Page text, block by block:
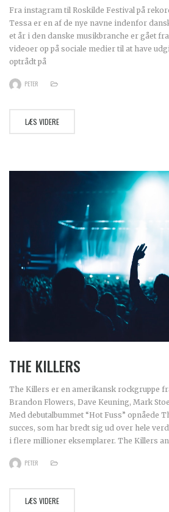
Fra instagram til Roskilde Festival på
Tessa er en af de nye navne indenfor
et år i den danske musikbranche er gået
videoer op på sociale medier til at have
optrådt på
PETER
LÆS VIDERE
THE KILLERS
The Killers er en amerikansk rockgruppe
Brandon Flowers, Dave Keuning, Mark
Med debutalbummet “Hot Fuss” opnåede
succes, som har bredt sig ud over hele
i flere millioner eksemplarer. The Killers
PETER
LÆS VIDERE